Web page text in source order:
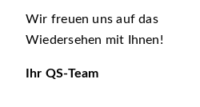
Wir freuen uns auf das
Wiedersehen mit Ihnen!
Ihr QS-Team